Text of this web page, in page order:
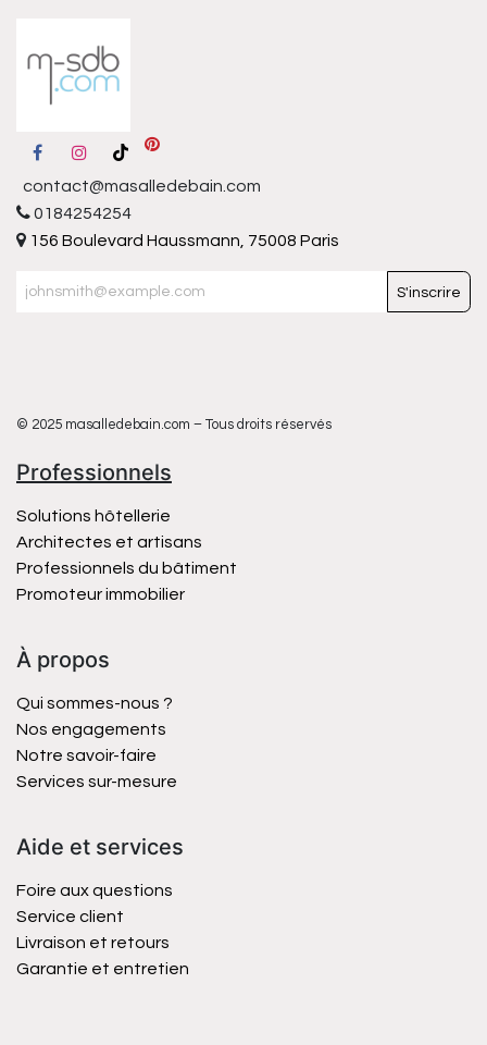
contact@masalledebain.com
0184254254
156 Boulevard Haussmann, 75008 Paris
S'inscrire
© 2025 masalledebain.com – Tous droits réservés
Professionnels
Solutions hôtellerie
Architectes et artisans
Professionnels du bâtiment
Promoteur immobilier
À propos
Qui sommes-nous ?
Nos engagements
Notre savoir-faire
Services sur-mesure
Aide et services
Foire aux questions
Service client
Livraison et retours
Garantie et entretien